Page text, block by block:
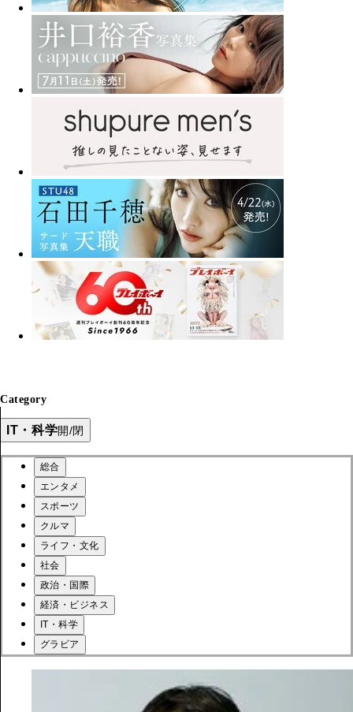
Category
IT・科学開/閉
総合
エンタメ
スポーツ
クルマ
ライフ・文化
社会
政治・国際
経済・ビジネス
IT・科学
グラビア